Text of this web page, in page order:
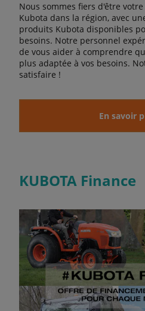
Nous sommes fiers d'être
Kubota dans la région, avec
produits Kubota disponibles
besoins. Notre personnel
de vous aider à comprendre
plus adaptée à vos besoins.
satisfaire !
En savoir
KUBOTA Finance